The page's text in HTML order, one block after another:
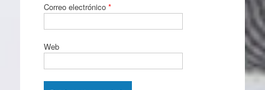
Correo electrónico *
Web